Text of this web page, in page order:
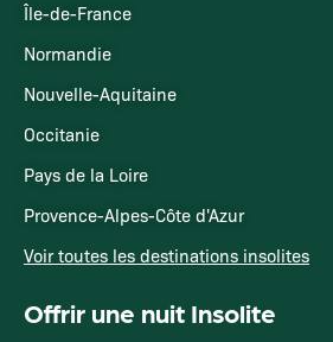
Île-de-France
Normandie
Nouvelle-Aquitaine
Occitanie
Pays de la Loire
Provence-Alpes-Côte d'Azur
Voir toutes les destinations insolites
Offrir une nuit Insolite